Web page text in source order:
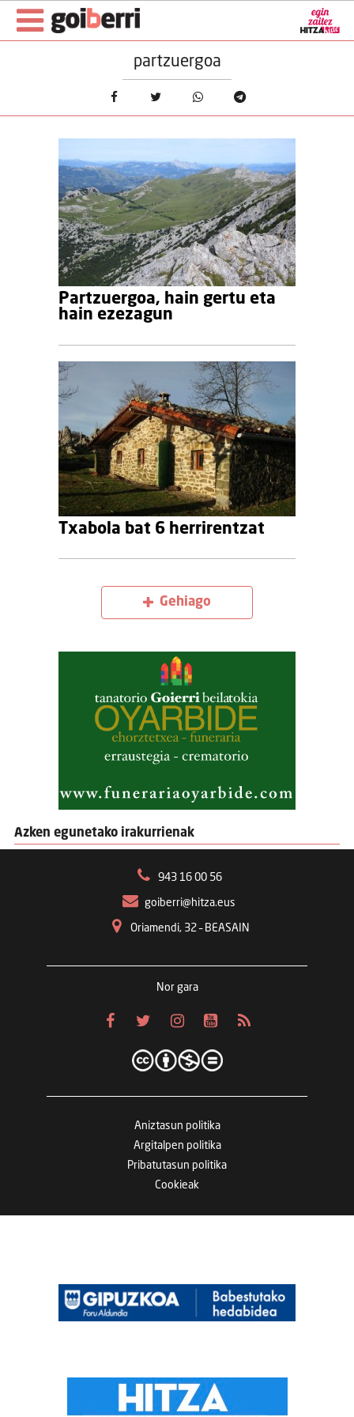
partzuergoa
Partzuergoa, hain gertu eta
hain ezezagun
Txabola bat 6 herrirentzat
Gehiago
Azken egunetako irakurrienak
943 16 00 56
goiberri@hitza.eus
Oriamendi, 32 – BEASAIN
Nor gara
Aniztasun politika
Argitalpen politika
Pribatutasun politika
Cookieak